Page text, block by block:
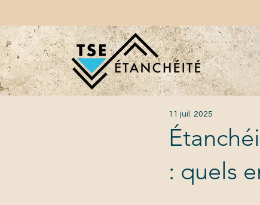
: quels
11 juil. 2025